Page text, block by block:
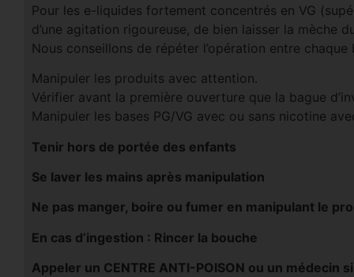
Pour les e-liquides fortement concentrés en VG
d’une agitation rigoureuse, de bien laisser la mèche
Nous conseillons de répéter l’opération entre
Manipuler les produits avec attention.
Vérifier avant la première ouverture que la bague
Manipuler les bases PG/VG avec ou sans nicotine
Tenir hors de portée des enfants
Se laver les mains après manipulation
Ne pas manger, boire ou fumer en manipulant le
En cas d’ingestion : Rincer la bouche
Appeler un CENTRE ANTI-POISON ou un médecin